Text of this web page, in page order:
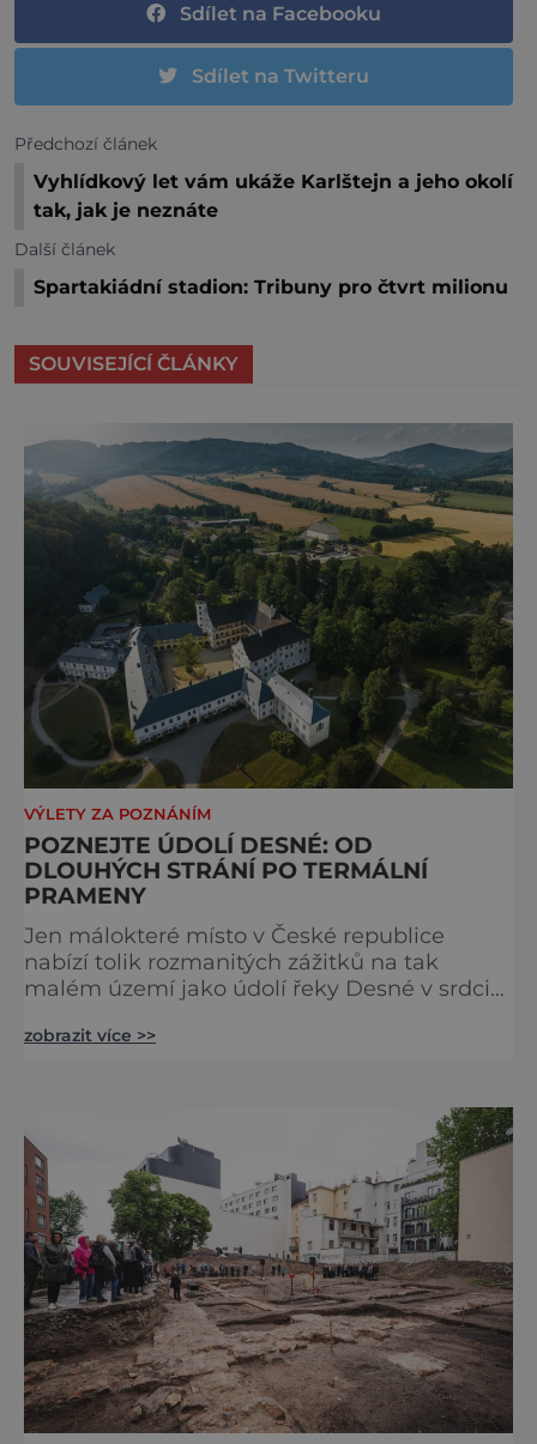
Sdílet na Facebooku
Sdílet na Twitteru
Předchozí článek
Vyhlídkový let vám ukáže Karlštejn a jeho okolí
tak, jak je neznáte
Další článek
Spartakiádní stadion: Tribuny pro čtvrt milionu
SOUVISEJÍCÍ ČLÁNKY
VÝLETY ZA POZNÁNÍM
POZNEJTE ÚDOLÍ DESNÉ: OD
DLOUHÝCH STRÁNÍ PO TERMÁLNÍ
PRAMENY
Jen málokteré místo v České republice
nabízí tolik rozmanitých zážitků na tak
malém území jako údolí řeky Desné v srdci
nahlédnout do útrob jedné z
na koloběžce a den zakončit poznáváním
památek ve Velkých Losinách nebo v
termálním parku. [caption
id="attachment_92379" align="
zobrazit více >>